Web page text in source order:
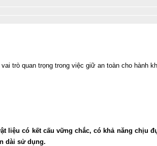
trò quan trọng trong việc giữ an toàn cho hành
liệu có kết cấu vững chắc, có khả năng chịu
dài sử dụng.